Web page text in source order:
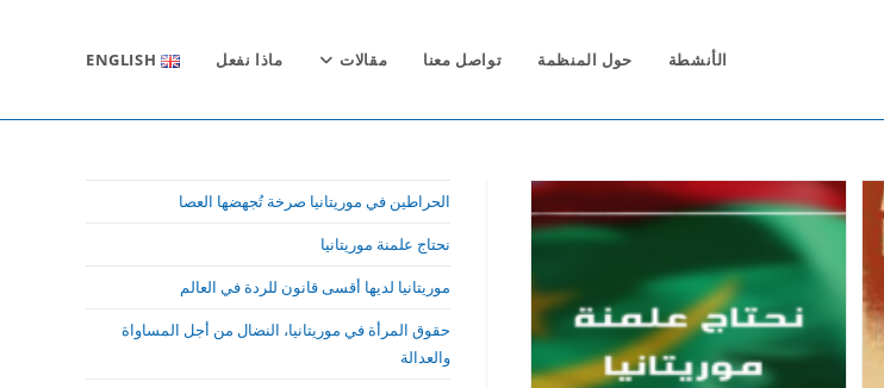
الأنشطة حول المنظمة تواصل معنا مقالات ماذا نفعل ENGLISH
الحراطين في موريتانيا صرخة تُجهضها العصا
نحتاج علمنة موريتانيا
موريتانيا لديها أقسى قانون للردة في العالم
حقوق المرأة في موريتانيا، النضال من أجل المساواة
والعدالة